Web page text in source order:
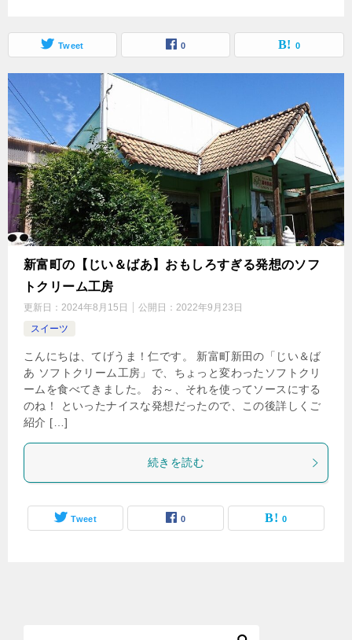
Tweet 0 0
新富町の【じい＆ばあ】おもしろすぎる発想のソフ
トクリーム工房
更新日： 2024年8月15日 公開日： 2022年9月23日
スイーツ
こんにちは、てげうま！仁です。 新富町新田の「じい＆ば
あ ソフトクリーム工房」で、ちょっと変わったソフトクリ
ームを食べてきました。 お～、それを使ってソースにする
のね！ といったナイスな発想だったので、この後詳しくご
紹介 […]
続きを読む
Tweet 0 0